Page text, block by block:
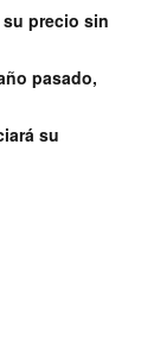
su precio sin
pasado,
su